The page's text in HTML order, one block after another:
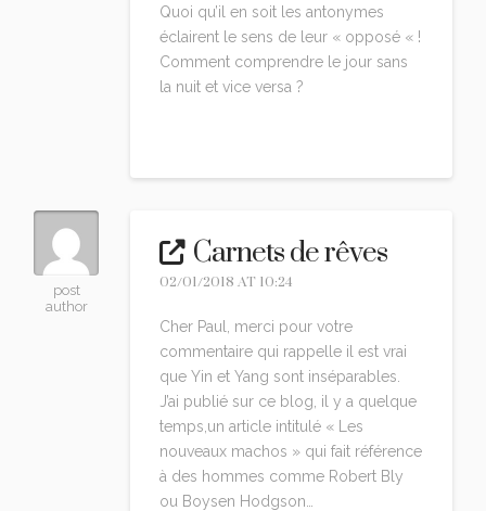
Quoi qu’il en soit les antonymes
éclairent le sens de leur « opposé « !
Comment comprendre le jour sans
la nuit et vice versa ?
post
author
Carnets de rêves
02/01/2018 AT 10:24
Cher Paul, merci pour votre
commentaire qui rappelle il est vrai
que Yin et Yang sont inséparables.
J’ai publié sur ce blog, il y a quelque
temps,un article intitulé « Les
nouveaux machos » qui fait référence
à des hommes comme Robert Bly
ou Boysen Hodgson…